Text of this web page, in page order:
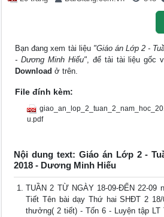
Bạn đang xem tài liệu "Giáo án Lớp 2 -
- Dương Minh Hiếu", để tải tài liệu gốc
Download ở trên.
File đính kèm:
u.pdf
Nội dung text: Giáo án Lớp 2 -
2018 - Dương Minh Hiếu
TUẦN 2 TỪ NGÀY 18-09-ĐẾN 22-09
Tiết Tên bài dạy Thứ hai SHĐT 2
thưởng( 2 tiết) - Tốn 6 - Luyện tập LT